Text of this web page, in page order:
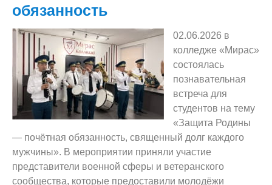
обязанность
02.06.2026 в
колледже «Мирас»
состоялась
познавательная
встреча для
студентов на тему
«Защита Родины
— почётная обязанность, священный долг каждого
мужчины». В мероприятии приняли участие
представители военной сферы и ветеранского
сообщества, которые предоставили молодёжи